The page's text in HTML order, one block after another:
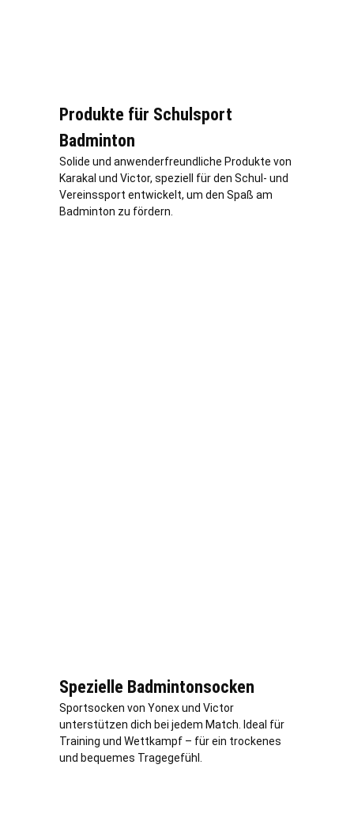
Produkte für Schulsport
Badminton
Solide und anwenderfreundliche Produkte von
Karakal und Victor, speziell für den Schul- und
Vereinssport entwickelt, um den Spaß am
Badminton zu fördern.
Spezielle Badmintonsocken
Sportsocken von Yonex und Victor
unterstützen dich bei jedem Match. Ideal für
Training und Wettkampf – für ein trockenes
und bequemes Tragegefühl.